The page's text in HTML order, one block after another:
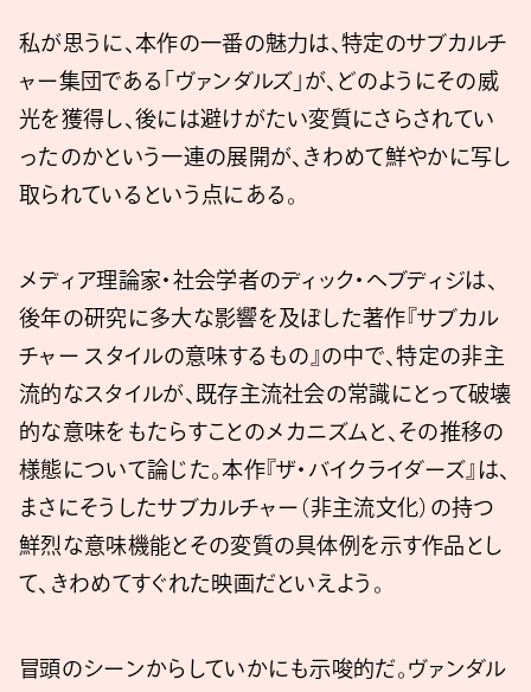
私が思うに、本作の一番の魅力は、特定のサブカルチ
ャー集団である「ヴァンダルズ」が、どのようにその威
光を獲得し、後には避けがたい変質にさらされてい
ったのかという一連の展開が、きわめて鮮やかに写し
取られているという点にある。
メディア理論家・社会学者のディック・ヘブディジは、
後年の研究に多大な影響を及ぼした著作『サブカル
チャー スタイルの意味するもの』の中で、特定の非主
流的なスタイルが、既存主流社会の常識にとって破壊
的な意味をもたらすことのメカニズムと、その推移の
様態について論じた。本作『ザ・バイクライダーズ』は、
まさにそうしたサブカルチャー（非主流文化）の持つ
鮮烈な意味機能とその変質の具体例を示す作品とし
て、きわめてすぐれた映画だといえよう。
冒頭のシーンからしていかにも示唆的だ。ヴァンダル